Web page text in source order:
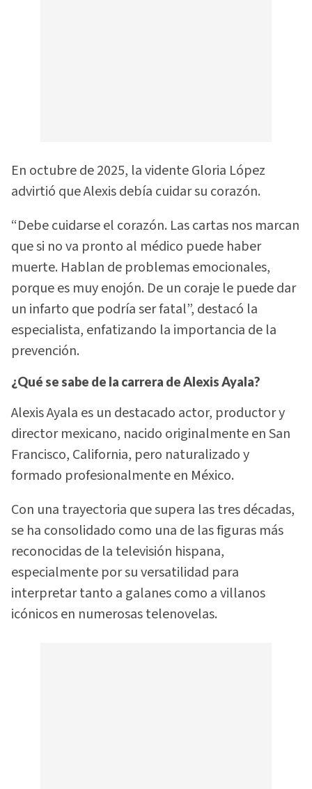
En octubre de 2025, la vidente Gloria López
advirtió que Alexis debía cuidar su corazón.
“Debe cuidarse el corazón. Las cartas nos marcan
que si no va pronto al médico puede haber
muerte. Hablan de problemas emocionales,
porque es muy enojón. De un coraje le puede dar
un infarto que podría ser fatal”, destacó la
especialista, enfatizando la importancia de la
prevención.
¿Qué se sabe de la carrera de Alexis Ayala?
Alexis Ayala es un destacado actor, productor y
director mexicano, nacido originalmente en San
Francisco, California, pero naturalizado y
formado profesionalmente en México.
Con una trayectoria que supera las tres décadas,
se ha consolidado como una de las figuras más
reconocidas de la televisión hispana,
especialmente por su versatilidad para
interpretar tanto a galanes como a villanos
icónicos en numerosas telenovelas.